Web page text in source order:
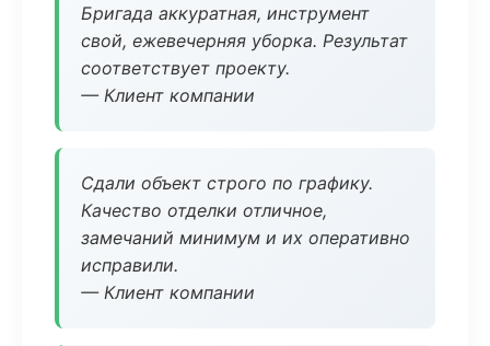
Бригада аккуратная, инструмент
свой, ежевечерняя уборка. Результат
соответствует проекту.
— Клиент компании
Сдали объект строго по графику.
Качество отделки отличное,
замечаний минимум и их оперативно
исправили.
— Клиент компании